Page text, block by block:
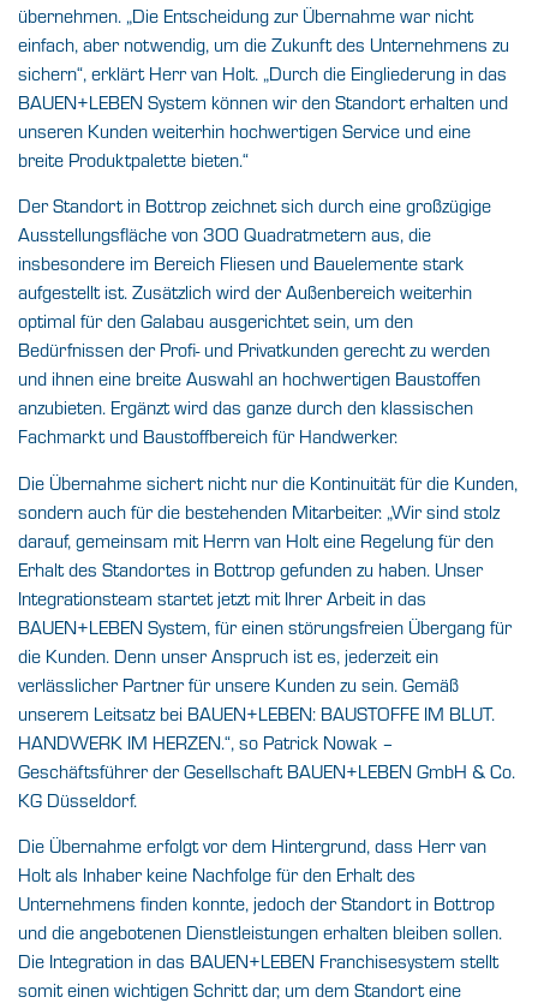
übernehmen. „Die Entscheidung zur Übernahme war nicht
einfach, aber notwendig, um die Zukunft des Unternehmens zu
sichern“, erklärt Herr van Holt. „Durch die Eingliederung in das
BAUEN+LEBEN System können wir den Standort erhalten und
unseren Kunden weiterhin hochwertigen Service und eine
breite Produktpalette bieten.“
Der Standort in Bottrop zeichnet sich durch eine großzügige
Ausstellungsfläche von 300 Quadratmetern aus, die
insbesondere im Bereich Fliesen und Bauelemente stark
aufgestellt ist. Zusätzlich wird der Außenbereich weiterhin
optimal für den Galabau ausgerichtet sein, um den
Bedürfnissen der Profi- und Privatkunden gerecht zu werden
und ihnen eine breite Auswahl an hochwertigen Baustoffen
anzubieten. Ergänzt wird das ganze durch den klassischen
Fachmarkt und Baustoffbereich für Handwerker.
Die Übernahme sichert nicht nur die Kontinuität für die Kunden,
sondern auch für die bestehenden Mitarbeiter. „Wir sind stolz
darauf, gemeinsam mit Herrn van Holt eine Regelung für den
Erhalt des Standortes in Bottrop gefunden zu haben. Unser
Integrationsteam startet jetzt mit Ihrer Arbeit in das
BAUEN+LEBEN System, für einen störungsfreien Übergang für
die Kunden. Denn unser Anspruch ist es, jederzeit ein
verlässlicher Partner für unsere Kunden zu sein. Gemäß
unserem Leitsatz bei BAUEN+LEBEN: BAUSTOFFE IM BLUT.
HANDWERK IM HERZEN.“, so Patrick Nowak –
Geschäftsführer der Gesellschaft BAUEN+LEBEN GmbH & Co.
KG Düsseldorf.
Die Übernahme erfolgt vor dem Hintergrund, dass Herr van
Holt als Inhaber keine Nachfolge für den Erhalt des
Unternehmens finden konnte, jedoch der Standort in Bottrop
und die angebotenen Dienstleistungen erhalten bleiben sollen.
Die Integration in das BAUEN+LEBEN Franchisesystem stellt
somit einen wichtigen Schritt dar, um dem Standort eine